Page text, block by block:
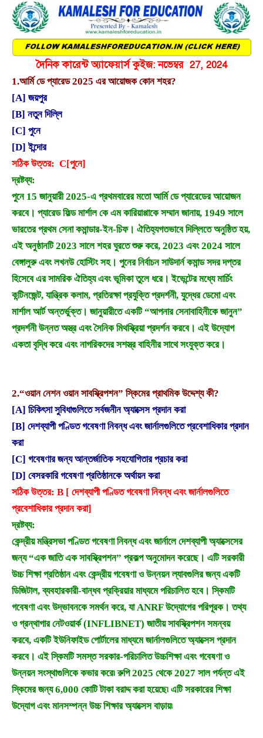
দৈনিক কারেন্ট অ্যাফেয়ার্স কুইজ: নভেম্বর 27, 2024
1.আর্মি ডে প্যারেড 2025 এর আয়োজক কোন শহর?
[A] জয়পুর
[B] নতুন দিল্লি
[C] পুনে
[D] ইন্দোর
সঠিক উত্তর: C[পুনে]
দ্রষ্টব্য:
পুনে 15 জানুয়ারী 2025-এ প্রথমবারের মতো আর্মি ডে প্যারেডের আয়োজন
করবে। প্যারেড ফিল্ড মার্শাল কে এম কারিয়াপ্পাকে সম্মান জানায়, 1949 সালে
ভারতের প্রথম সেনা কমান্ডার-ইন-চিফ। ঐতিহ্যগতভাবে দিল্লিতে অনুষ্ঠিত হয়,
এই অনুষ্ঠানটি 2023 সালে শহর ঘুরতে শুরু করে, 2023 এবং 2024 সালে
বেঙ্গালুরু এবং লখনউ হোস্টিং সহ। পুনের নির্বাচন সাউদার্ন কমান্ড সদর দপ্তর
হিসেবে এর সামরিক ঐতিহ্য এবং ভূমিকা তুলে ধরে। ইভেন্টের মধ্যে মার্চিং
কন্টিনজেন্ট, যান্ত্রিক কলাম, প্রতিরক্ষা প্রযুক্তি প্রদর্শনী, যুদ্ধের ডেমো এবং
মার্শাল আর্ট অন্তর্ভুক্ত। জানুয়ারীতে একটি “আপনার সেনাবাহিনীকে জানুন”
প্রদর্শনী উন্নত অস্ত্র এবং সৈনিক মিথস্ক্রিয়া প্রদর্শন করবে। এই উদ্যোগ
একতা বৃদ্ধি করে এবং নাগরিকদের সশস্ত্র বাহিনীর সাথে সংযুক্ত করে।
2.“ওয়ান নেশন ওয়ান সাবস্ক্রিপশন” স্কিমের প্রাথমিক উদ্দেশ্য কী?
[A] চিকিৎসা সুবিধাগুলিতে সর্বজনীন অ্যাক্সেস প্রদান করা
[B] দেশব্যাপী পণ্ডিত গবেষণা নিবন্ধ এবং জার্নালগুলিতে প্রবেশাধিকার প্রদান
করা
[C] গবেষণার জন্য আন্তর্জাতিক সহযোগিতার প্রচার করা
[D] বেসরকারি গবেষণা প্রতিষ্ঠানকে অর্থায়ন করা
সঠিক উত্তর: B [ দেশব্যাপী পণ্ডিত গবেষণা নিবন্ধ এবং জার্নালগুলিতে
প্রবেশাধিকার প্রদান করা]
দ্রষ্টব্য:
কেন্দ্রীয় মন্ত্রিসভা পণ্ডিত গবেষণা নিবন্ধ এবং জার্নালে দেশব্যাপী অ্যাক্সেসের
জন্য “এক জাতি এক সাবস্ক্রিপশন” প্রকল্প অনুমোদন করেছে। এটি সরকারী
উচ্চ শিক্ষা প্রতিষ্ঠান এবং কেন্দ্রীয় গবেষণা ও উন্নয়ন ল্যাবগুলির জন্য একটি
ডিজিটাল, ব্যবহারকারী-বান্ধব প্রক্রিয়ার মাধ্যমে পরিচালিত হবে। স্কিমটি
গবেষণা এবং উদ্ভাবনকে সমর্থন করে, যা ANRF উদ্যোগের পরিপূরক। তথ্য
ও গ্রন্থাগার নেটওয়ার্ক (INFLIBNET) জাতীয় সাবস্ক্রিপশন সমন্বয়
করবে, একটি ইউনিফাইড পোর্টালের মাধ্যমে জার্নালগুলিতে অ্যাক্সেস প্রদান
করবে। এই স্কিমটি সমস্ত সরকার-পরিচালিত উচ্চশিক্ষা এবং গবেষণা ও
উন্নয়ন সংস্থাগুলিকে কভার করে৷ রুপি 2025 থেকে 2027 সাল পর্যন্ত এই
স্কিমের জন্য 6,000 কোটি টাকা বরাদ্দ করা হয়েছে৷ এটি সরকারের শিক্ষা
উদ্যোগ এবং মানসম্পন্ন উচ্চ শিক্ষার অ্যাক্সেস বাড়ায়৷